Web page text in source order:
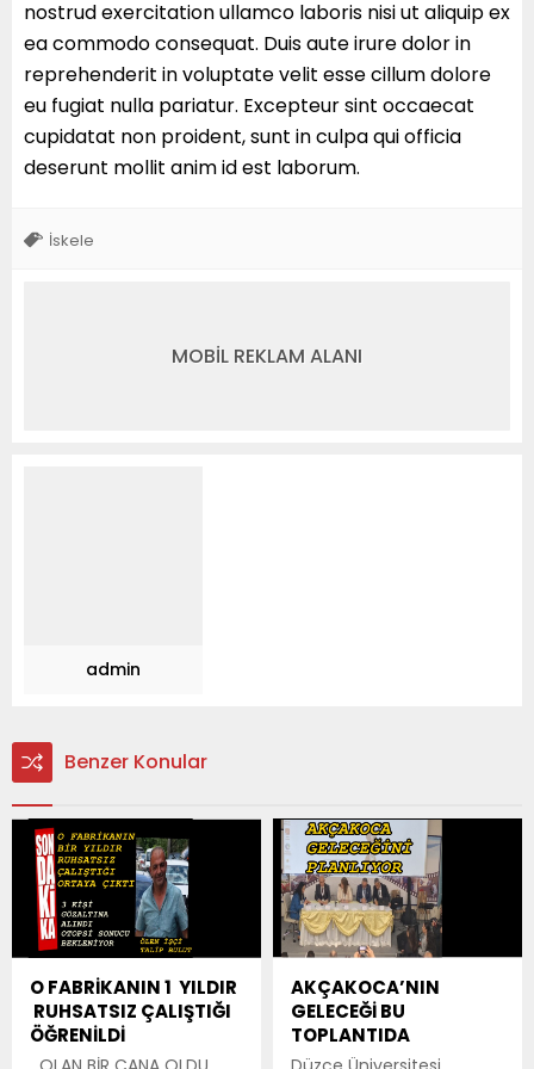
nostrud exercitation ullamco laboris nisi ut aliquip ex
ea commodo consequat. Duis aute irure dolor in
reprehenderit in voluptate velit esse cillum dolore
eu fugiat nulla pariatur. Excepteur sint occaecat
cupidatat non proident, sunt in culpa qui officia
deserunt mollit anim id est laborum.
İskele
MOBİL REKLAM ALANI
admin
Benzer Konular
O FABRİKANIN 1 YILDIR
RUHSATSIZ ÇALIŞTIĞI
ÖĞRENİLDİ
AKÇAKOCA’NIN
GELECEĞİ BU
TOPLANTIDA